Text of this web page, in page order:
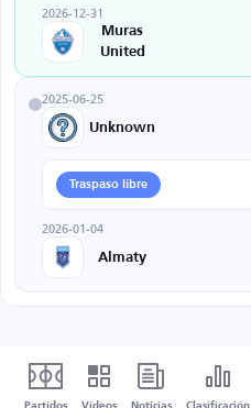
2026-12-31
Muras
United
2025-06-25
Unknown
Traspaso libre
2026-01-04
Almaty
Partidos Vídeos Noticias Clasificación